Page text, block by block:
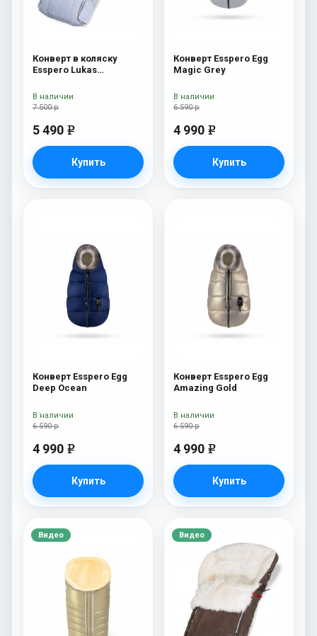
Конверт в коляску
Esspero Lukas
шерсть) Blue Mountain
7 500 р
5 490 e
Купить
В наличии
Конверт Esspero Egg
Magic Grey
6 590 р
4 990 e
Купить
В наличии
Конверт Esspero Egg
Deep Ocean
6 590 р
4 990 e
Купить
В наличии
Конверт Esspero Egg
Amazing Gold
6 590 р
4 990 e
Купить
В наличии
Видео Видео